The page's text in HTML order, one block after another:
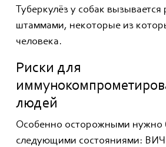
Туберкулёз у собак
штаммами, некоторые из
человека.
Риски для
людей
Особенно осторожными нужно
следующими состояниями: